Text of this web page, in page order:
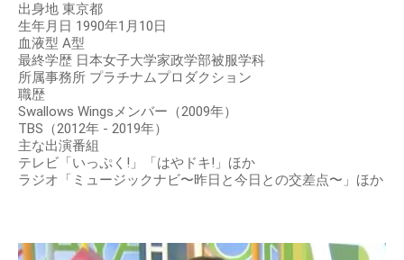
出身地 東京都
生年月日 1990年1月10日
血液型 A型
最終学歴 日本女子大学家政学部被服学科
所属事務所 プラチナムプロダクション
職歴
Swallows Wingsメンバー（2009年）
TBS（2012年 - 2019年）
主な出演番組
テレビ「いっぷく!」「はやドキ!」ほか
ラジオ「ミュージックナビ〜昨日と今日との交差点〜」ほか